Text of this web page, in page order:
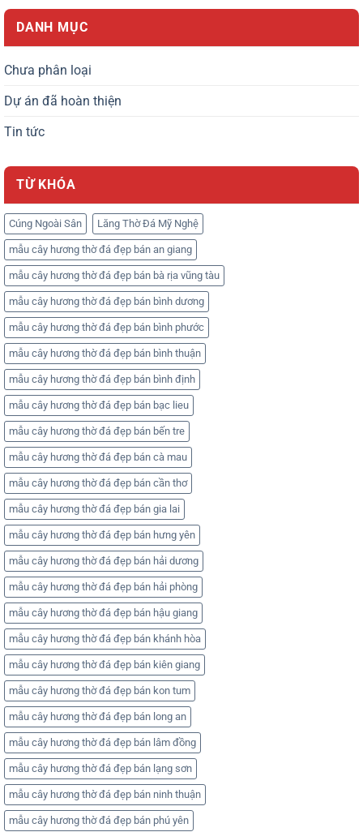
DANH MỤC
Chưa phân loại
Dự án đã hoàn thiện
Tin tức
TỪ KHÓA
Cúng Ngoài Sân Lăng Thờ Đá Mỹ Nghệ
mẫu cây hương thờ đá đẹp bán an giang
mẫu cây hương thờ đá đẹp bán bà rịa vũng tàu
mẫu cây hương thờ đá đẹp bán bình dương
mẫu cây hương thờ đá đẹp bán bình phước
mẫu cây hương thờ đá đẹp bán bình thuận
mẫu cây hương thờ đá đẹp bán bình định
mẫu cây hương thờ đá đẹp bán bạc lieu
mẫu cây hương thờ đá đẹp bán bến tre
mẫu cây hương thờ đá đẹp bán cà mau
mẫu cây hương thờ đá đẹp bán cần thơ
mẫu cây hương thờ đá đẹp bán gia lai
mẫu cây hương thờ đá đẹp bán hưng yên
mẫu cây hương thờ đá đẹp bán hải dương
mẫu cây hương thờ đá đẹp bán hải phòng
mẫu cây hương thờ đá đẹp bán hậu giang
mẫu cây hương thờ đá đẹp bán khánh hòa
mẫu cây hương thờ đá đẹp bán kiên giang
mẫu cây hương thờ đá đẹp bán kon tum
mẫu cây hương thờ đá đẹp bán long an
mẫu cây hương thờ đá đẹp bán lâm đồng
mẫu cây hương thờ đá đẹp bán lạng sơn
mẫu cây hương thờ đá đẹp bán ninh thuận
mẫu cây hương thờ đá đẹp bán phú yên